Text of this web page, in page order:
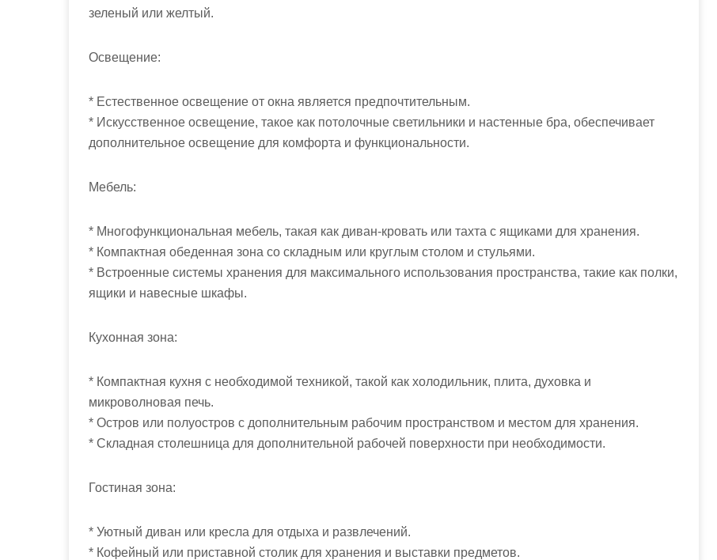
зеленый или желтый.
Освещение:
* Естественное освещение от окна является предпочтительным.
* Искусственное освещение, такое как потолочные светильники и настенные бра, обеспечивает
дополнительное освещение для комфорта и функциональности.
Мебель:
* Многофункциональная мебель, такая как диван-кровать или тахта с ящиками для хранения.
* Компактная обеденная зона со складным или круглым столом и стульями.
* Встроенные системы хранения для максимального использования пространства, такие как полки,
ящики и навесные шкафы.
Кухонная зона:
* Компактная кухня с необходимой техникой, такой как холодильник, плита, духовка и
микроволновая печь.
* Остров или полуостров с дополнительным рабочим пространством и местом для хранения.
* Складная столешница для дополнительной рабочей поверхности при необходимости.
Гостиная зона:
* Уютный диван или кресла для отдыха и развлечений.
* Кофейный или приставной столик для хранения и выставки предметов.